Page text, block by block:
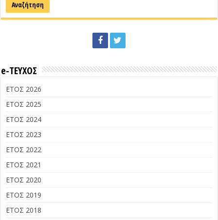
e-ΤΕΥΧΟΣ
ΕΤΟΣ 2026
ΕΤΟΣ 2025
ΕΤΟΣ 2024
ΕΤΟΣ 2023
ΕΤΟΣ 2022
ΕΤΟΣ 2021
ΕΤΟΣ 2020
ΕΤΟΣ 2019
ΕΤΟΣ 2018